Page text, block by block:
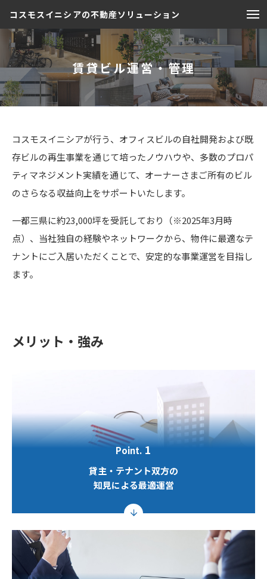
コスモスイニシアの不動産ソリューション
賃貸ビル運営・管理
コスモスイニシアが行う、オフィスビルの自社開発および既
存ビルの再生事業を通じて培ったノウハウや、多数のプロパ
ティマネジメント実績を通じて、オーナーさまご所有のビル
のさらなる収益向上をサポートいたします。
一都三県に約23,000坪を受託しており（※2025年3月時
点）、当社独自の経験やネットワークから、物件に最適なテ
ナントにご入居いただくことで、安定的な事業運営を目指し
ます。
メリット・強み
Point. 1
貸主・テナント双方の
知見による最適運営